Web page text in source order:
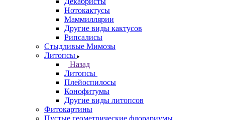
Нотокактусы
Маммиллярии
Другие виды кактусов
Рипсалисы
Стыдливые Мимозы
Литопсы
Назад
Литопсы
Плейоспилосы
Конофитумы
Другие виды литопсов
Фитокартины
Пустые геометрические флорариумы